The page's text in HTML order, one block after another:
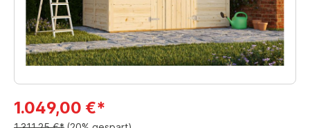
1.049,00 €*